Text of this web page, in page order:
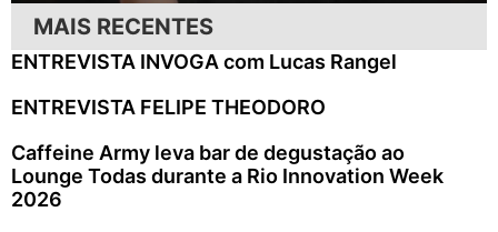
MAIS RECENTES
ENTREVISTA INVOGA com Lucas Rangel
ENTREVISTA FELIPE THEODORO
Caffeine Army leva bar de degustação ao
Lounge Todas durante a Rio Innovation Week
2026